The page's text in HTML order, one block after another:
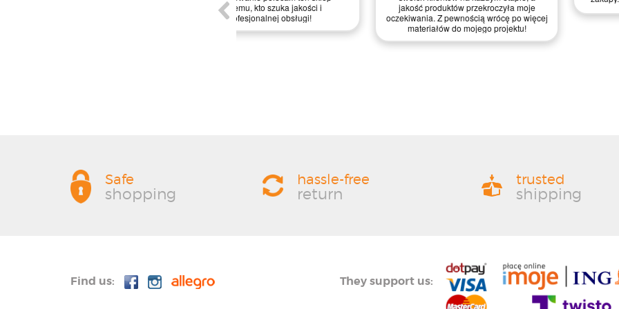
Safe
shopping
hassle-free
return
trusted
shipping
They support us:
Find us: